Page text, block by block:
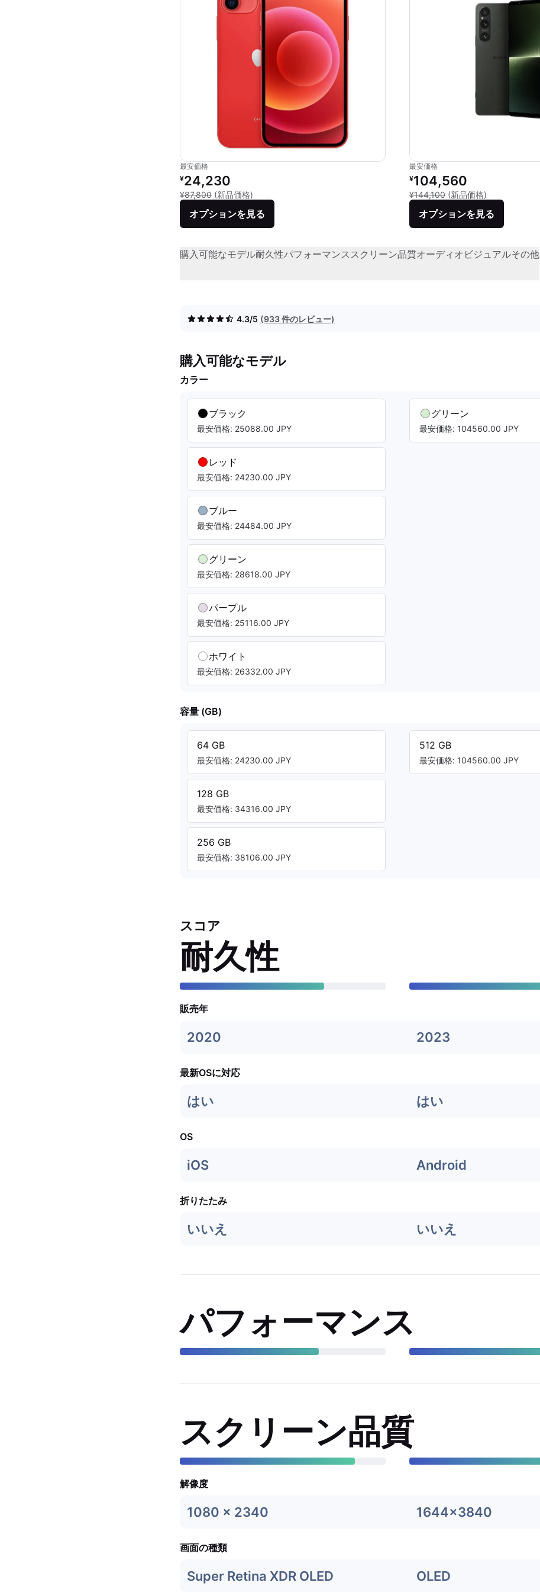
最安価格
リファービッシュ品の価格：
¥24,230
¥87,800 (新品価格)
オプションを見る
最安価格
リファービッシュ品の価格：
¥104,560
¥144,100 (新品価格)
オプションを見る
購入可能なモデル耐久性パフォーマンススクリーン品質オーディオビジュアルその他
4.3/5 (933 件のレビュー)
購入可能なモデル
カラー
ブラック
最安価格: 25088.00 JPY
レッド
最安価格: 24230.00 JPY
ブルー
最安価格: 24484.00 JPY
グリーン
最安価格: 28618.00 JPY
パープル
最安価格: 25116.00 JPY
ホワイト
最安価格: 26332.00 JPY
グリーン
最安価格: 104560.00 JPY
容量 (GB)
64 GB
最安価格: 24230.00 JPY
128 GB
最安価格: 34316.00 JPY
256 GB
最安価格: 38106.00 JPY
512 GB
最安価格: 104560.00 JPY
スコア
耐久性
販売年
2020 2023
最新OSに対応
はい はい
OS
iOS Android
折りたたみ
いいえ いいえ
パフォーマンス
スクリーン品質
解像度
1080 x 2340 1644x3840
画面の種類
Super Retina XDR OLED OLED